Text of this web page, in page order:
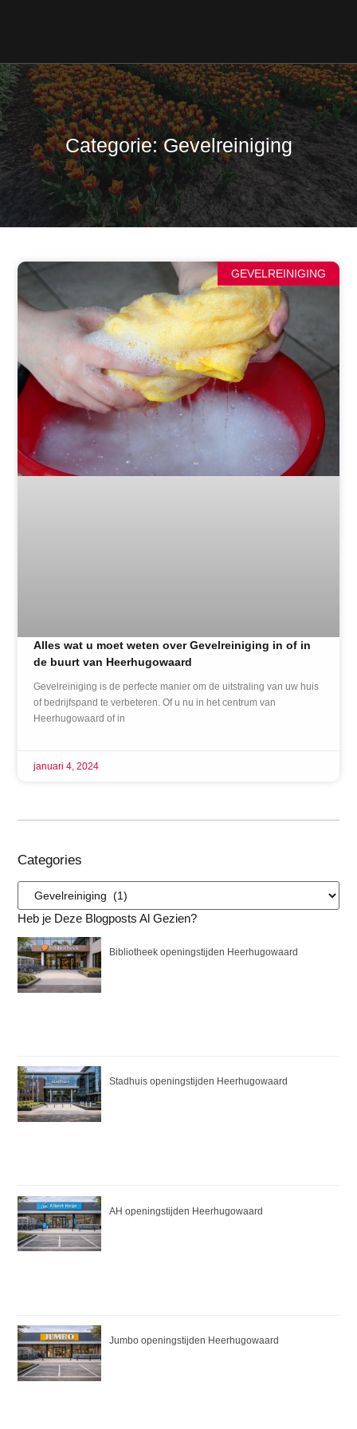
Categorie: Gevelreiniging
Categories
Heb je Deze Blogposts Al Gezien?
Bibliotheek openingstijden Heerhugowaard
Stadhuis openingstijden Heerhugowaard
AH openingstijden Heerhugowaard
Jumbo openingstijden Heerhugowaard
GEVELREINIGING
Alles wat u moet weten over Gevelreiniging in of in
de buurt van Heerhugowaard
Gevelreiniging is de perfecte manier om de uitstraling van uw huis
of bedrijfspand te verbeteren. Of u nu in het centrum van
Heerhugowaard of in
januari 4, 2024